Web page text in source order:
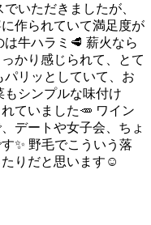
いただきましたが、
作られていて満足度が
牛ハラミ🥩 薪火なら
かり感じられて、とて
パリッとしていて、お
シンプルな味付け
ていました🥕 ワイン
デートや女子会、ちょ
✨ 野毛でこういう落
りだと思います☺️